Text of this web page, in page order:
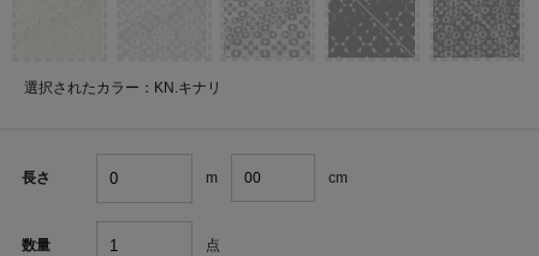
選択されたカラー：KN.キナリ
長さ m cm
数量 点